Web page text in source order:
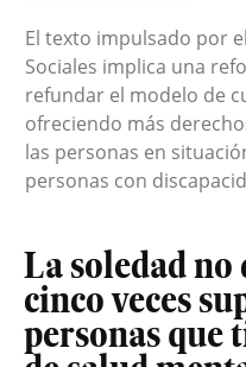
El texto impulsado por
Sociales implica una
refundar el modelo de
ofreciendo más
las personas en
personas con
La soledad no
cinco veces
personas que